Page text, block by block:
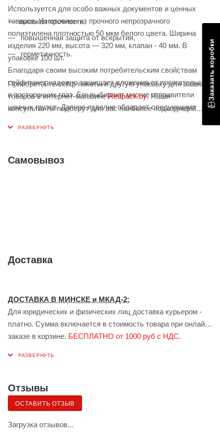
Используется для особо важных документов и ценных
товаров. Изготовлен из прочного непрозрачного
полиэтилена плотностью 50 мкм белого цвета. Ширина
изделия 220 мм, высота — 320 мм, клапан - 40 мм. В
упаковке 100 шт.
Благодаря своим высоким потребительским свойствам
сейф-пакет надежно защищает вложения от посягательств
и посторонних глаз. Его выбирают многие отправители
ценных грузов. Данное изделие обладает следующими
высокая прочность,
повышенная защита от вскрытия,
герметичность.
Приобретайте сейф-пакеты и другую упаковку для ваших
товаров в интернет-магазинеRedpack.by. Наши
консультанты подберут для вас наиболее подходящий
Самовывоз
Доставка
ДОСТАВКА В МИНСКЕ и МКАД-2:
Для юридических и физических лиц доставка курьером -
платно. Сумма включается в стоимость товара при онлайн
заказе в корзине. БЕСПЛАТНО от 1000 руб с НДС.
менеджером при заказе.
Доставка сервисом ЯНДЕКС:
Также возможна доставка грузов для физических лиц в
Минске и Гомеле — сервисом «Яндекс.Доставка» (клиент
Отзывы
ОСТАВИТЬ ОТЗЫВ
Загрузка отзывов...
Заказать коробки